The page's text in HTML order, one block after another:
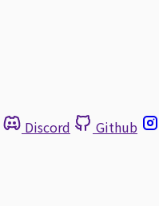
Discord Github